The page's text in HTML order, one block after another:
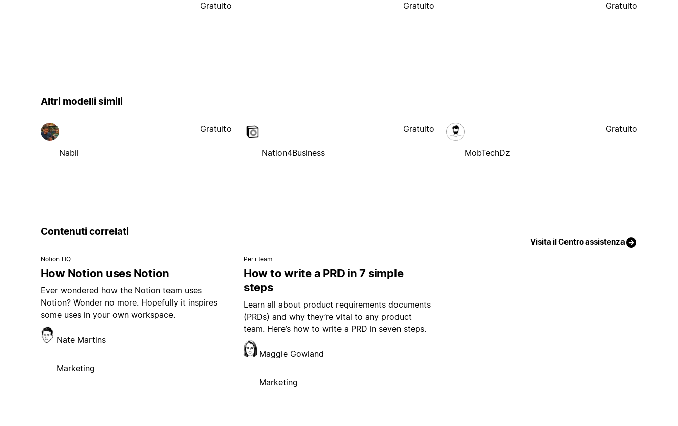
Gratuito Gratuito Gratuito
Altri modelli simili
Nabil
Gratuito
Nation4Business
Gratuito
MobTechDz
Gratuito
Contenuti correlati
Visita il Centro assistenza
Notion HQ
How Notion uses Notion
Ever wondered how the Notion team uses
Notion? Wonder no more. Hopefully it inspires
some uses in your own workspace.
Nate Martins
Marketing
Per i team
How to write a PRD in 7 simple
steps
Learn all about product requirements documents
(PRDs) and why they’re vital to any product
team. Here’s how to write a PRD in seven steps.
Maggie Gowland
Marketing